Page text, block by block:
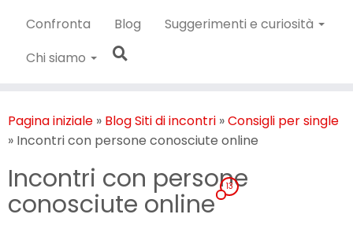
Confronta
Blog
Suggerimenti e curiosità
Chi siamo
Pagina iniziale » Blog Siti di incontri »Consigli per single
» Incontri con persone conosciute online
Incontri con persone
conosciute online
13